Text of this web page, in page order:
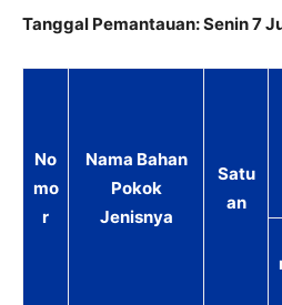
Tanggal Pemantauan: Senin 7
No
mo
r
Nama Bahan
Pokok
Jenisnya
Satu
an